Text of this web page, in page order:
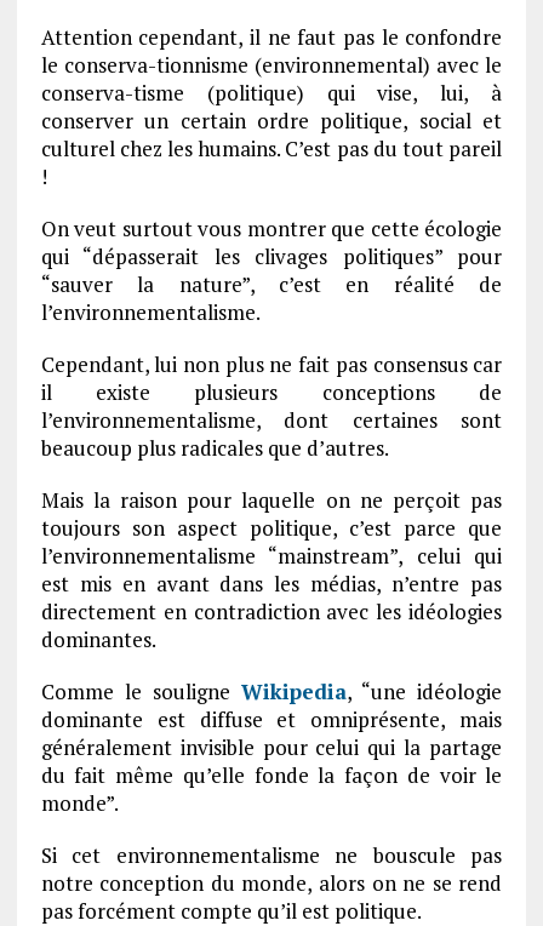
Attention cependant, il ne faut pas le confondre
le conserva-tionnisme (environnemental) avec le
conserva-tisme (politique) qui vise, lui, à
conserver un certain ordre politique, social et
culturel chez les humains. C’est pas du tout pareil
!
On veut surtout vous montrer que cette écologie
qui “dépasserait les clivages politiques” pour
“sauver la nature”, c’est en réalité de
l’environnementalisme.
Cependant, lui non plus ne fait pas consensus car
il existe plusieurs conceptions de
l’environnementalisme, dont certaines sont
beaucoup plus radicales que d’autres.
Mais la raison pour laquelle on ne perçoit pas
toujours son aspect politique, c’est parce que
l’environnementalisme “mainstream”, celui qui
est mis en avant dans les médias, n’entre pas
directement en contradiction avec les idéologies
dominantes.
Comme le souligneWikipedia, “une idéologie
dominante est diffuse et omniprésente, mais
généralement invisible pour celui qui la partage
du fait même qu’elle fonde la façon de voir le
monde”.
Si cet environnementalisme ne bouscule pas
notre conception du monde, alors on ne se rend
pas forcément compte qu’il est politique.